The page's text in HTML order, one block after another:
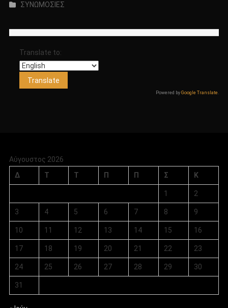
ΣΥΝΩΜΟΣΙΕΣ
Translate to:
Powered byGoogle Translate .
Αύγουστος 2026
Δ
Τ Τ Π Π Σ Κ
1 2
3 4 5 6 7 8 9
10 11 12 13 14 15 16
17 18 19 20 21 22 23
24 25 26 27 28 29 30
31